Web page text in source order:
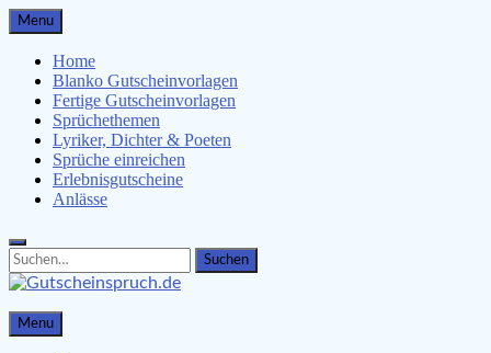
Skip
to
content
Menu
Home
Blanko Gutscheinvorlagen
Fertige Gutscheinvorlagen
Sprüchethemen
Lyriker, Dichter & Poeten
Sprüche einreichen
Erlebnisgutscheine
Anlässe
Search
for:
Search
Gutscheinspruch.de
Gutscheinsprüche & Gutscheinvorlagen finden
Menu